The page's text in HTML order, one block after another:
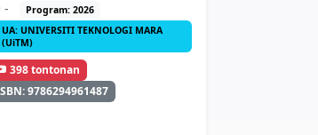
-
Program: 2026
UA: UNIVERSITI TEKNOLOGI MARA
(UiTM)
398 tontonan
9786294961487